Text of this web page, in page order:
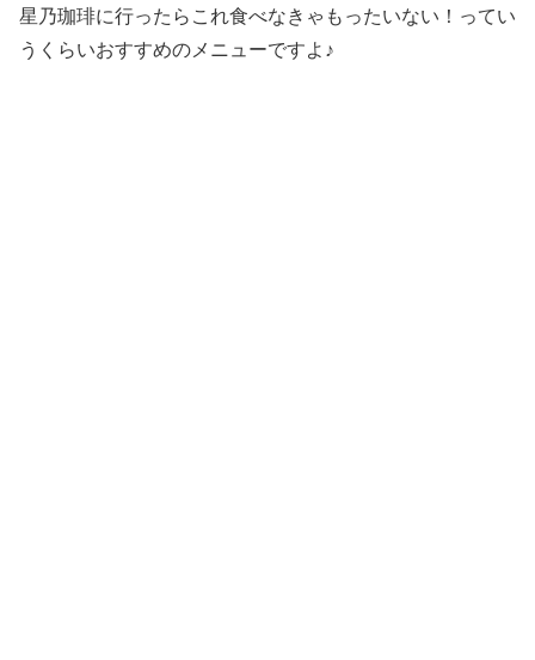
星乃珈琲に行ったらこれ食べなきゃもったいない！ってい
うくらいおすすめのメニューですよ♪